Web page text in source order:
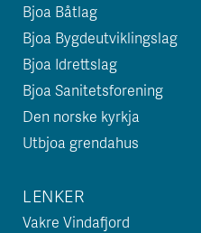
Bjoa Båtlag
Bjoa Bygdeutviklingslag
Bjoa Idrettslag
Bjoa Sanitetsforening
Den norske kyrkja
Utbjoa grendahus
LENKER
Vakre Vindafjord